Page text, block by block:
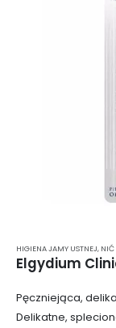
HIGIENA JAMY USTNEJ, NIĆ
Pęczniejąca,
Delikatne,